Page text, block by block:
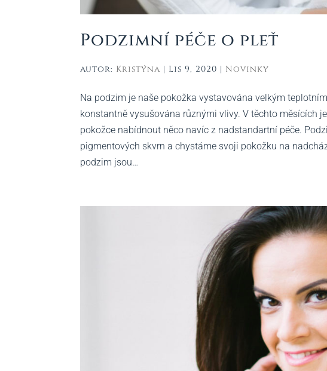
Podzimní péče o pleť
autor: Kristýna | Lis 9, 2020 | Novinky
Na podzim je naše pokožka vystavována velkým
konstantně vysušována různými vlivy. V těchto měsících
pokožce nabídnout něco navíc z nadstandartní péče.
pigmentových skvrn a chystáme svoji pokožku na
podzim jsou…